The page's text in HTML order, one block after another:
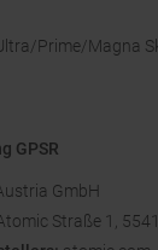
Prime/Magna
GPSR
GmbH
Straße 1,